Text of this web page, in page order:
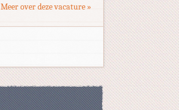
Meer over deze vacature »